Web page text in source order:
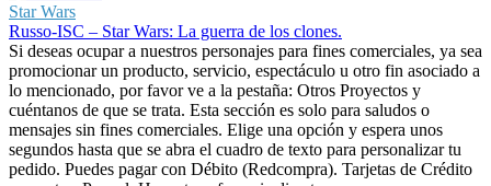
Star Wars
Russo-ISC – Star Wars: La guerra de los clones.
Si deseas ocupar a nuestros personajes para fines comerciales, ya sea
promocionar un producto, servicio, espectáculo u otro fin asociado a
lo mencionado, por favor ve a la pestaña: Otros Proyectos y
cuéntanos de que se trata. Esta sección es solo para saludos o
mensajes sin fines comerciales. Elige una opción y espera unos
segundos hasta que se abra el cuadro de texto para personalizar tu
pedido. Puedes pagar con Débito (Redcompra). Tarjetas de Crédito